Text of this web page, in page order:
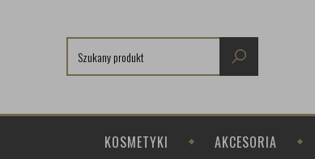
KOSMETYKI AKCESORIA